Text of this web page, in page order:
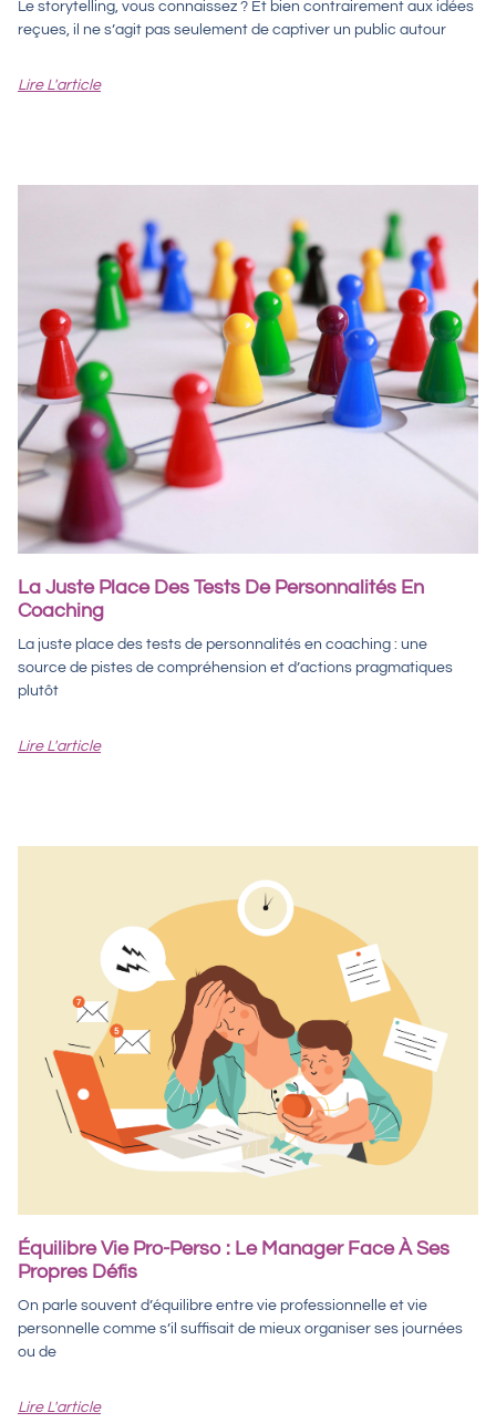
Le storytelling, vous connaissez ? Et bien contrairement aux idées
reçues, il ne s’agit pas seulement de captiver un public autour
Lire L'article
La Juste Place Des Tests De Personnalités En
Coaching
La juste place des tests de personnalités en coaching : une
source de pistes de compréhension et d’actions pragmatiques
plutôt
Lire L'article
Équilibre Vie Pro-Perso : Le Manager Face À Ses
Propres Défis
On parle souvent d’équilibre entre vie professionnelle et vie
personnelle comme s’il suffisait de mieux organiser ses journées
ou de
Lire L'article